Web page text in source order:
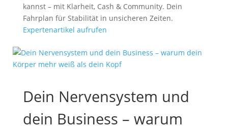
kannst – mit Klarheit, Cash & Community. Dein
Fahrplan für Stabilität in unsicheren Zeiten.
Expertenartikel aufrufen
Dein Nervensystem und
dein Business – warum